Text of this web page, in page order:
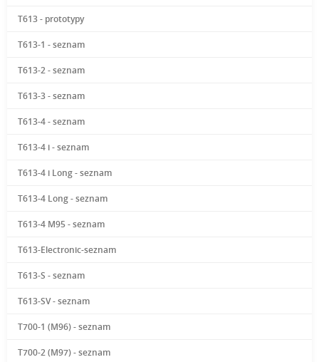
T613 - prototypy
T613-1 - seznam
T613-2 - seznam
T613-3 - seznam
T613-4 - seznam
T613-4 i - seznam
T613-4 i Long - seznam
T613-4 Long - seznam
T613-4 M95 - seznam
T613-Electronic-seznam
T613-S - seznam
T613-SV - seznam
T700-1 (M96) - seznam
T700-2 (M97) - seznam